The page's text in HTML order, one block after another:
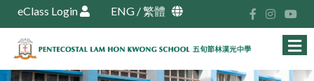
eClass Login ENG /繁體